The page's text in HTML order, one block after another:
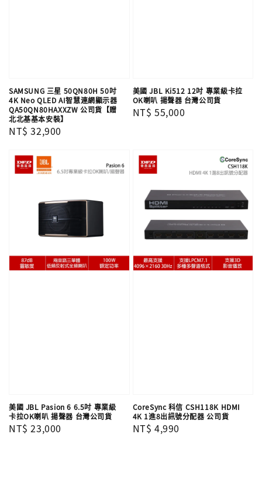
SAMSUNG 三星 50QN80H 50吋
4K Neo QLED AI智慧連網顯示器
QA50QN80HAXXZW 公司貨【贈
北北基基本安裝】
Regular
NT$ 32,900
美國 JBL Ki512 12吋 專業級卡拉
OK喇叭 揚聲器 台灣公司貨
Regular
NT$ 55,000
美國 JBL Pasion 6 6.5吋 專業級
卡拉OK喇叭 揚聲器 台灣公司貨
Regular
NT$ 23,000
CoreSync 科信 CSH118K HDMI
4K 1進8出訊號分配器 公司貨
Regular
NT$ 4,990